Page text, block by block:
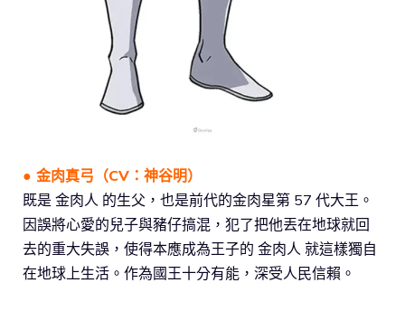
● 金肉真弓（CV： 神谷明）
既是 金肉人 的生父，也是前代的金肉星第 57 代大王。
因誤將心愛的兒子與豬仔搞混，犯了把他丟在地球就回
去的重大失誤，使得本應成為王子的 金肉人 就這樣獨自
在地球上生活。作為國王十分有能，深受人民信賴。